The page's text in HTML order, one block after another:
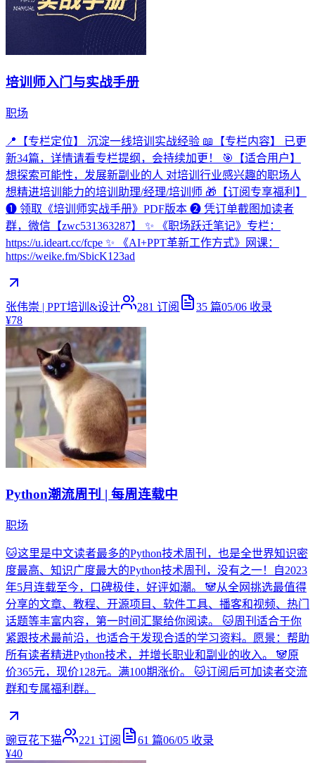
培训师入门与实战手册
职场
📍【专栏定位】 沉淀一线培训实战经验 📖【专栏内容】 已更
新34篇，详情请看专栏提纲，会持续加更！ 🎯【适合用户】
想探索可能性，发展新副业的人 对培训行业感兴趣的职场人
想精进培训能力的培训助理/经理/培训师 🎁【订阅专享福利】
❶ 领取《培训师实战手册》PDF版本 ❷ 凭订单截图加读者
群，微信【zwc531363287】 ✨ 《职场跃迁笔记》专栏：
https://u.ideart.cc/fcpe ✨ 《AI+PPT革新工作方式》网课：
https://weike.fm/SbicK123ad
张伟崇 | PPT培训&设计 281 订阅 35 篇05/06 收录
¥78
Python潮流周刊 | 每周连载中
职场
🐱这里是中文读者最多的Python技术周刊，也是全世界知识密
度最高、知识广度最大的Python技术周刊，没有之一！自2023
年5月连载至今，口碑极佳，好评如潮。 🐼从全网挑选最值得
分享的文章、教程、开源项目、软件工具、播客和视频、热门
话题等丰富内容，第一时间汇聚给你阅读。 🐱周刊适合于你
紧跟技术最前沿，也适合于发现合适的学习资料。愿景：帮助
所有读者精进Python技术，并增长职业和副业的收入。 🐼原
价365元，现价128元。满100期涨价。 🐱订阅后可加读者交流
群和专属福利群。
豌豆花下猫 221 订阅 61 篇06/05 收录
¥40